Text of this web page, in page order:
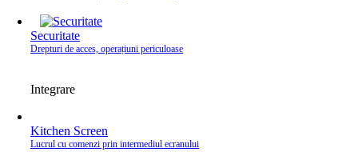
Securitate
Drepturi de acces, operațiuni periculoase
Integrare
Kitchen Screen
Lucrul cu comenzi prin intermediul ecranului